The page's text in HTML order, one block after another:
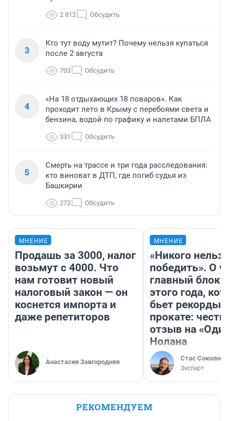
2 812 Обсудить
3
Кто тут воду мутит? Почему нельзя купаться
после 2 августа
703 Обсудить
4
«На 18 отдыхающих 18 поваров». Как
проходит лето в Крыму с перебоями света и
бензина, водой по графику и налетами БПЛА
331 Обсудить
5
Смерть на трассе и три года расследования:
кто виноват в ДТП, где погиб судья из
Башкирии
272 Обсудить
МНЕНИЕ
Продашь за 3000, налог
возьмут с 4000. Что
нам готовит новый
налоговый закон — он
коснется импорта и
даже репетиторов
Анастасия Завгородняя
МНЕНИЕ
«Никого нельзя
победить». О
главный
этого года,
бьет рекорды в
прокате:
отзыв на
Нолана
Стас Соколов
Эксперт
РЕКОМЕНДУЕМ